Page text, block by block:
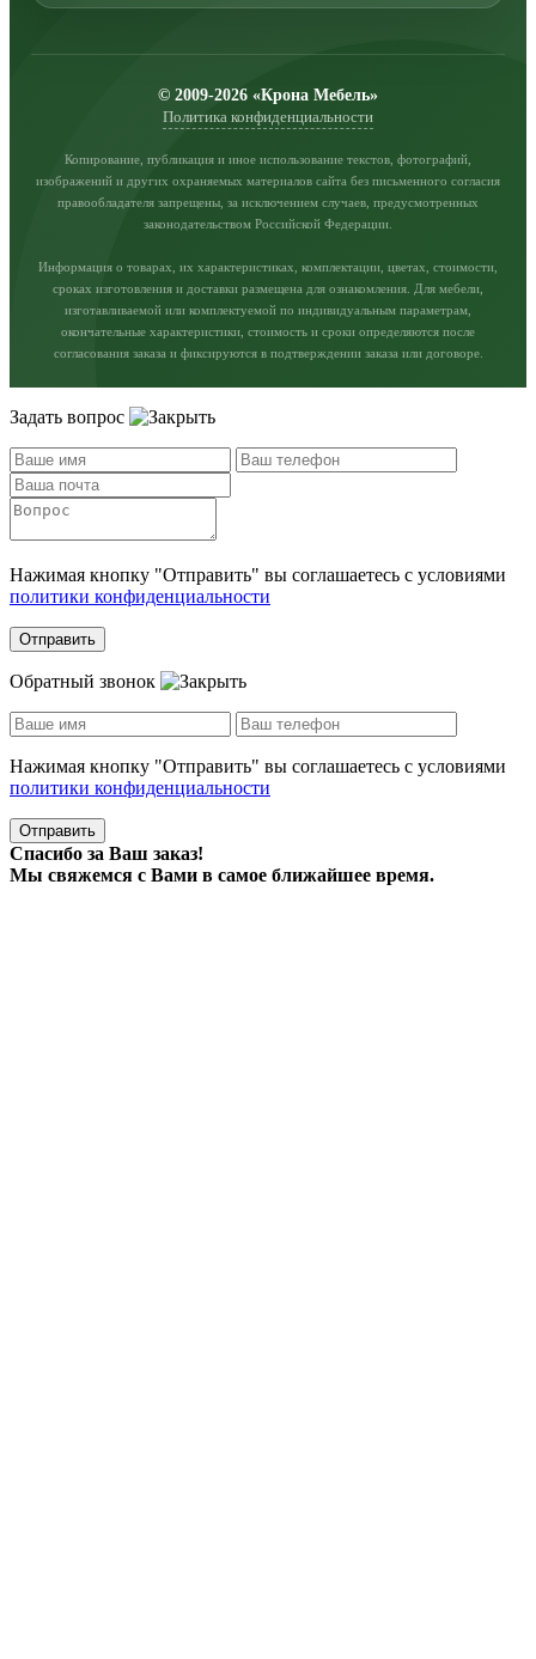
© 2009-2026 «Крона Мебель»
Политика конфиденциальности
Копирование, публикация и иное использование текстов, фотографий,
изображений и других охраняемых материалов сайта без письменного согласия
правообладателя запрещены, за исключением случаев, предусмотренных
законодательством Российской Федерации.
Информация о товарах, их характеристиках, комплектации, цветах, стоимости,
сроках изготовления и доставки размещена для ознакомления. Для мебели,
изготавливаемой или комплектуемой по индивидуальным параметрам,
окончательные характеристики, стоимость и сроки определяются после
согласования заказа и фиксируются в подтверждении заказа или договоре.
Задать вопрос
Нажимая кнопку "Отправить" вы соглашаетесь с условиями
политики конфиденциальности
Отправить
Обратный звонок
Нажимая кнопку "Отправить" вы соглашаетесь с условиями
политики конфиденциальности
Отправить
Спасибо за Ваш заказ!
Мы свяжемся с Вами в самое ближайшее время.